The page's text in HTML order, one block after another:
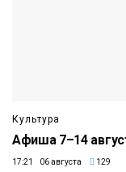
Культура
Афиша 7–14
17:21 06 августа 129